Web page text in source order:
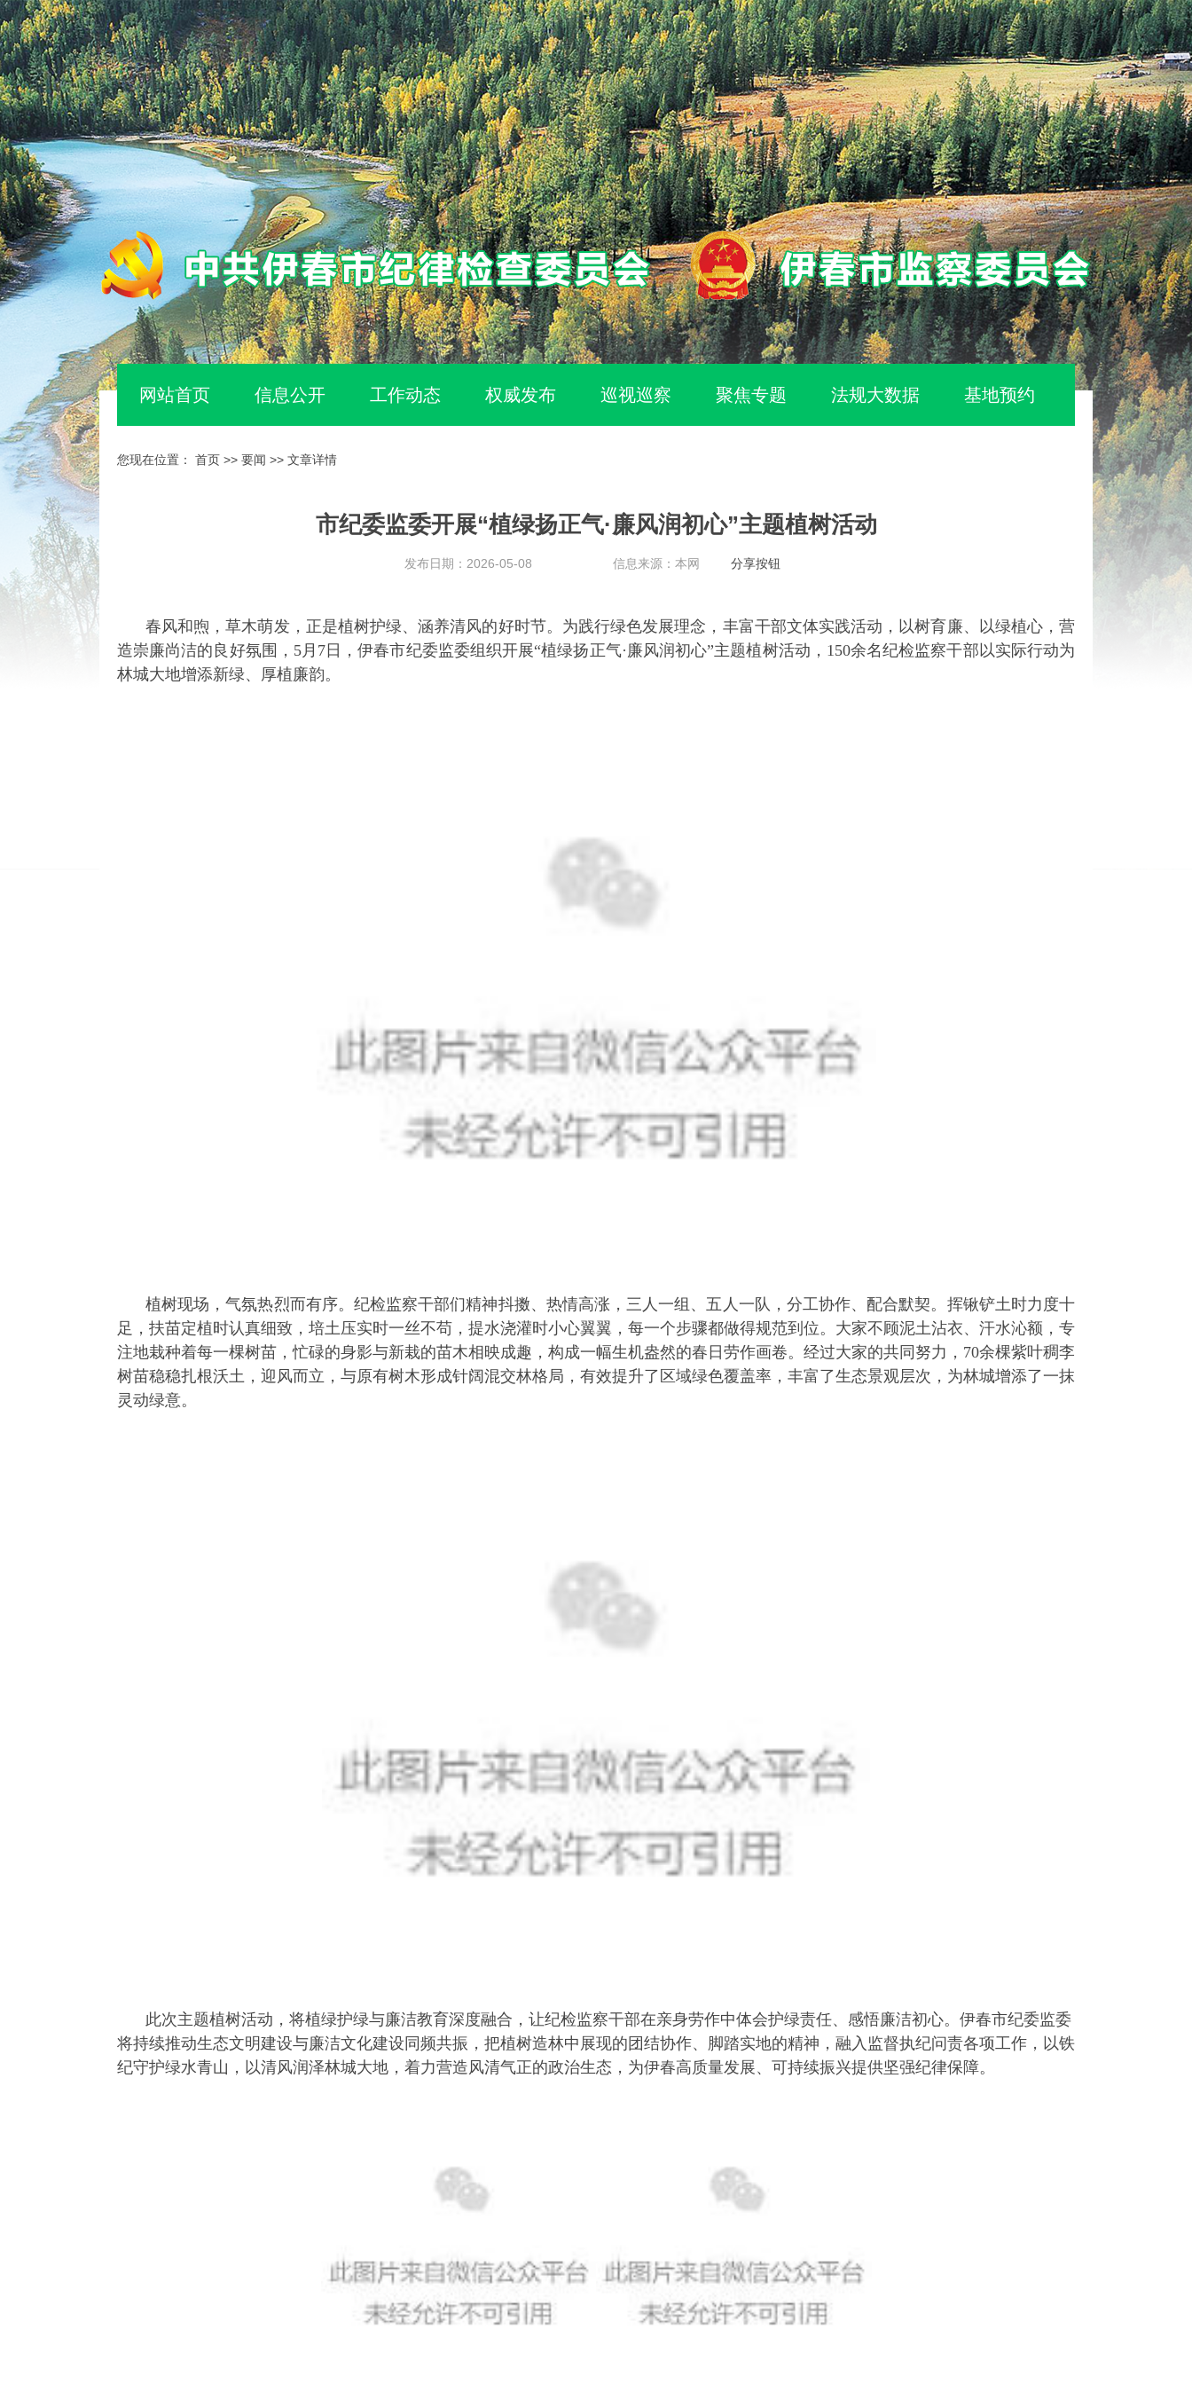
网站首页 信息公开 工作动态 权威发布 巡视巡察 聚焦专题 法规大数据 基地预约
您现在位置： 首页 >> 要闻 >> 文章详情
市纪委监委开展“植绿扬正气·廉风润初心”主题植树活动
发布日期：2026-05-08 信息来源：本网 分享按钮
春风和煦，草木萌发，正是植树护绿、涵养清风的好时节。为践行绿色发展理念，丰富干部文体实践活动，以树育廉、以绿植心，营
造崇廉尚洁的良好氛围，5月7日，伊春市纪委监委组织开展“植绿扬正气·廉风润初心”主题植树活动，150余名纪检监察干部以实际行动为
林城大地增添新绿、厚植廉韵。
植树现场，气氛热烈而有序。纪检监察干部们精神抖擞、热情高涨，三人一组、五人一队，分工协作、配合默契。挥锹铲土时力度十
足，扶苗定植时认真细致，培土压实时一丝不苟，提水浇灌时小心翼翼，每一个步骤都做得规范到位。大家不顾泥土沾衣、汗水沁额，专
注地栽种着每一棵树苗，忙碌的身影与新栽的苗木相映成趣，构成一幅生机盎然的春日劳作画卷。经过大家的共同努力，70余棵紫叶稠李
树苗稳稳扎根沃土，迎风而立，与原有树木形成针阔混交林格局，有效提升了区域绿色覆盖率，丰富了生态景观层次，为林城增添了一抹
灵动绿意。
此次主题植树活动，将植绿护绿与廉洁教育深度融合，让纪检监察干部在亲身劳作中体会护绿责任、感悟廉洁初心。伊春市纪委监委
将持续推动生态文明建设与廉洁文化建设同频共振，把植树造林中展现的团结协作、脚踏实地的精神，融入监督执纪问责各项工作，以铁
纪守护绿水青山，以清风润泽林城大地，着力营造风清气正的政治生态，为伊春高质量发展、可持续振兴提供坚强纪律保障。